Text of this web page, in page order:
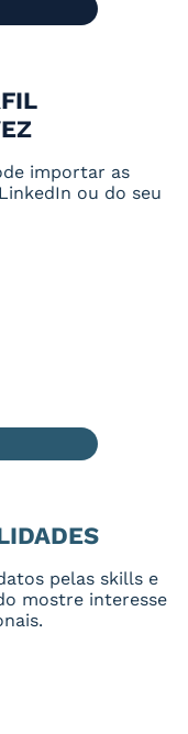
importar as
ou do seu
pelas skills e
mostre interesse